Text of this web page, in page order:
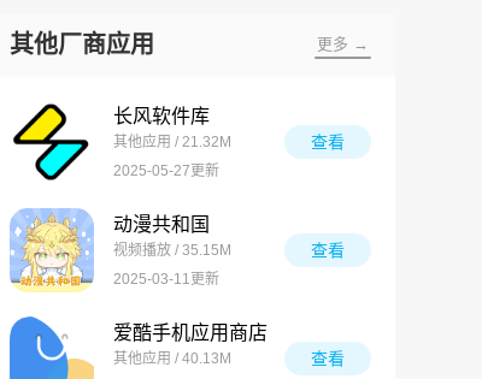
其他厂商应用 更多 →
长风软件库
其他应用 / 21.32M
2025-05-27更新
查看
动漫共和国
视频播放 / 35.15M
2025-03-11更新
查看
爱酷手机应用商店
其他应用 / 40.13M
查看